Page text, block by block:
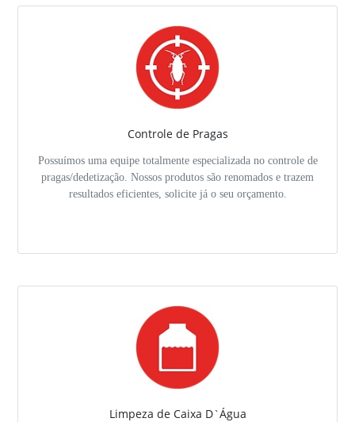
Controle de Pragas
Possuímos uma equipe totalmente especializada no controle de
pragas/dedetização. Nossos produtos são renomados e trazem
resultados eficientes, solicite já o seu orçamento.
Limpeza de Caixa D`Água